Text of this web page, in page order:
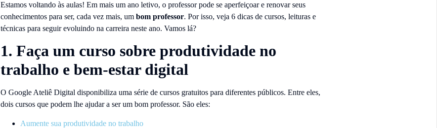
Estamos voltando às aulas! Em mais um ano letivo, o professor pode se aperfeiçoar e renovar seus
conhecimentos para ser, cada vez mais, um bom professor. Por isso, veja 6 dicas de cursos, leituras e
técnicas para seguir evoluindo na carreira neste ano. Vamos lá?
1. Faça um curso sobre produtividade no
trabalho e bem-estar digital
O Google Ateliê Digital disponibiliza uma série de cursos gratuitos para diferentes públicos. Entre eles,
dois cursos que podem lhe ajudar a ser um bom professor. São eles:
Aumente sua produtividade no trabalho